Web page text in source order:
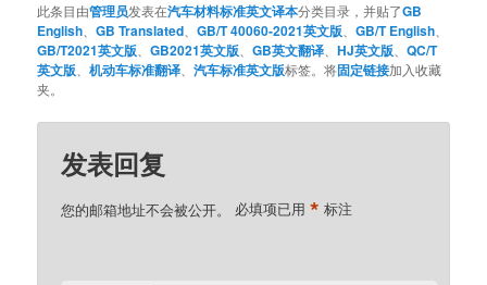
此条目由管理员发表在汽车材料标准英文译本分类目录，并贴了GB
English 、GB Translated 、GB/T 40060-2021英文版 、GB/T English
GB/T2021英文版 、GB2021英文版 、GB英文翻译 、HJ英文版 、QC/T
英文版 、机动车标准翻译 、汽车标准英文版标签。将固定链接加入收藏
夹。
发表回复
您的邮箱地址不会被公开。 必填项已用* 标注